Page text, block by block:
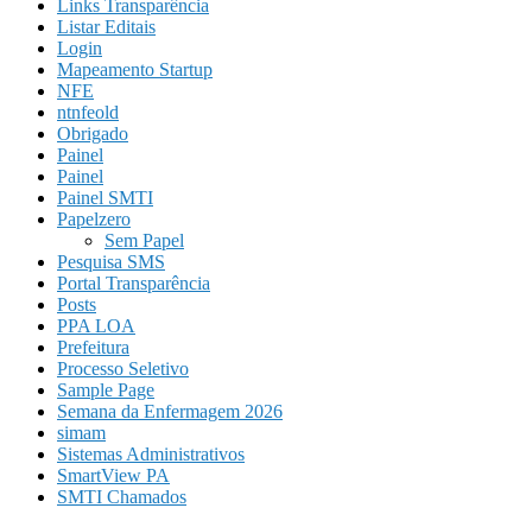
Links Transparência
Listar Editais
Login
Mapeamento Startup
NFE
ntnfeold
Obrigado
Painel
Painel
Painel SMTI
Papelzero
Sem Papel
Pesquisa SMS
Portal Transparência
Posts
PPA LOA
Prefeitura
Processo Seletivo
Sample Page
Semana da Enfermagem 2026
simam
Sistemas Administrativos
SmartView PA
SMTI Chamados